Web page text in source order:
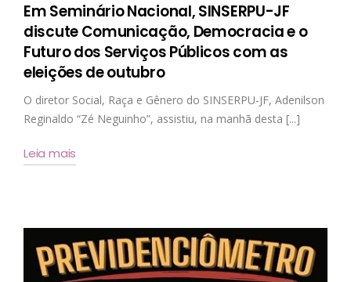
Em Seminário Nacional, SINSERPU-JF
discute Comunicação, Democracia e o
Futuro dos Serviços Públicos com as
eleições de outubro
O diretor Social, Raça e Gênero do SINSERPU-JF, Adenilson
Reginaldo “Zé Neguinho”, assistiu, na manhã desta [...]
Leia mais